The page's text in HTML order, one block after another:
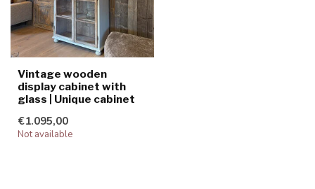
Vintage wooden
display cabinet with
glass | Unique cabinet
€1.095,00
Not available